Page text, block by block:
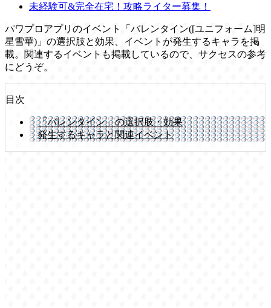
未経験可&完全在宅！攻略ライター募集！
パワプロアプリのイベント「バレンタイン([ユニフォーム]明
星雪華)」の選択肢と効果、イベントが発生するキャラを掲
載。関連するイベントも掲載しているので、サクセスの参考
にどうぞ。
目次
「バレンタイン」の選択肢・効果
発生するキャラと関連イベント